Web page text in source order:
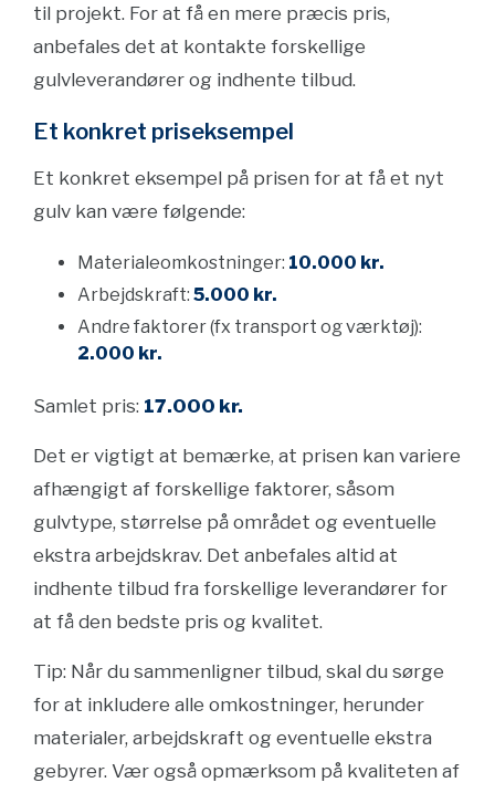
til projekt. For at få en mere præcis pris,
anbefales det at kontakte forskellige
gulvleverandører og indhente tilbud.
Et konkret priseksempel
Et konkret eksempel på prisen for at få et nyt
gulv kan være følgende:
Materialeomkostninger: 10.000 kr.
Arbejdskraft: 5.000 kr.
Andre faktorer (fx transport og værktøj):
2.000 kr.
Samlet pris: 17.000 kr.
Det er vigtigt at bemærke, at prisen kan variere
afhængigt af forskellige faktorer, såsom
gulvtype, størrelse på området og eventuelle
ekstra arbejdskrav. Det anbefales altid at
indhente tilbud fra forskellige leverandører for
at få den bedste pris og kvalitet.
Tip: Når du sammenligner tilbud, skal du sørge
for at inkludere alle omkostninger, herunder
materialer, arbejdskraft og eventuelle ekstra
gebyrer. Vær også opmærksom på kvaliteten af